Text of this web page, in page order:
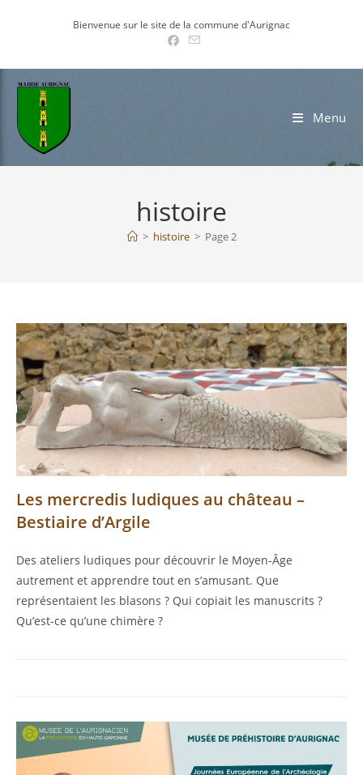
Bienvenue sur le site de la commune d'Aurignac
Menu
histoire
> histoire > Page 2
Les mercredis ludiques au château –
Bestiaire d’Argile
Des ateliers ludiques pour découvrir le Moyen-Âge
autrement et apprendre tout en s’amusant. Que
représentaient les blasons ? Qui copiait les manuscrits ?
Qu’est-ce qu’une chimère ?